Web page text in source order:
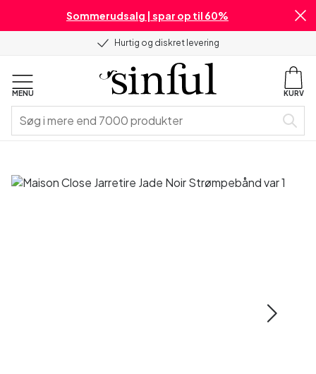
Sommerudsalg | spar op til 60%
Hurtig og diskret levering
MENU KURV